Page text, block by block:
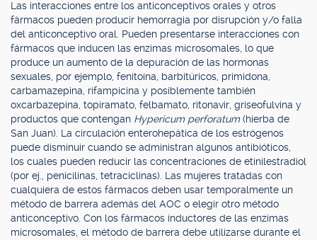
Las interacciones entre los anticonceptivos orales y otros
fármacos pueden producir hemorragia por disrupción y/o falla
del anticonceptivo oral. Pueden presentarse interacciones con
fármacos que inducen las enzimas microsomales, lo que
produce un aumento de la depuración de las hormonas
sexuales, por ejemplo, fenitoína, barbitúricos, primidona,
carbamazepina, rifampicina y posiblemente también
oxcarbazepina, topiramato, felbamato, ritonavir, griseofulvina y
productos que contengan Hypericum perforatum(hierba de
San Juan). La circulación enterohepática de los estrógenos
puede disminuir cuando se administran algunos antibióticos,
los cuales pueden reducir las concentraciones de etinilestradiol
(por ej., penicilinas, tetraciclinas). Las mujeres tratadas con
cualquiera de estos fármacos deben usar temporalmente un
método de barrera además del AOC o elegir otro método
anticonceptivo. Con los fármacos inductores de las enzimas
microsomales, el método de barrera debe utilizarse durante el